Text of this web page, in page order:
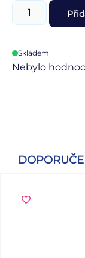
Skladem
Nebylo